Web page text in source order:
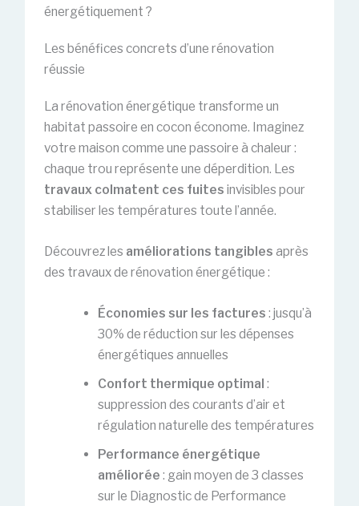
énergétiquement ?
Les bénéfices concrets d’une rénovation
réussie
La rénovation énergétique transforme un
habitat passoire en cocon économe. Imaginez
votre maison comme une passoire à chaleur :
chaque trou représente une déperdition. Les
travaux colmatent ces fuites invisibles pour
stabiliser les températures toute l’année.
Découvrez les améliorations tangibles après
des travaux de rénovation énergétique :
Économies sur les factures : jusqu’à
30% de réduction sur les dépenses
énergétiques annuelles
Confort thermique optimal :
suppression des courants d’air et
régulation naturelle des températures
Performance énergétique
améliorée : gain moyen de 3 classes
sur le Diagnostic de Performance